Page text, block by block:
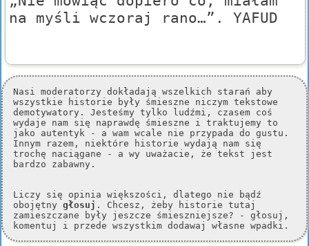
na myśli wczoraj rano…”. YAFUD
Nasi moderatorzy dokładają wszelkich starań aby
wszystkie historie były śmieszne niczym tekstowe
demotywatory. Jesteśmy tylko ludźmi, czasem coś
wydaje nam się naprawdę śmieszne i traktujemy to
jako autentyk - a wam wcale nie przypada do gustu.
Innym razem, niektóre historie wydają nam się
trochę naciągane - a wy uważacie, że tekst jest
bardzo zabawny.
Liczy się opinia większości, dlatego nie bądź
obojętny głosuj . Chcesz, żeby historie tutaj
zamieszczane były jeszcze śmieszniejsze? - głosuj,
komentuj i przede wszystkim dodawaj własne wpadki.